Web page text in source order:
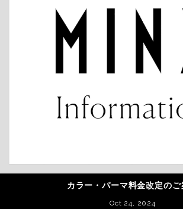
カラー・パーマ料金改定のご
Oct 24, 2024